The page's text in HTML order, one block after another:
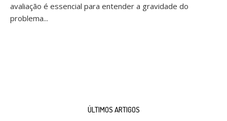
avaliação é essencial para entender a gravidade do
problema...
ÚLTIMOS ARTIGOS